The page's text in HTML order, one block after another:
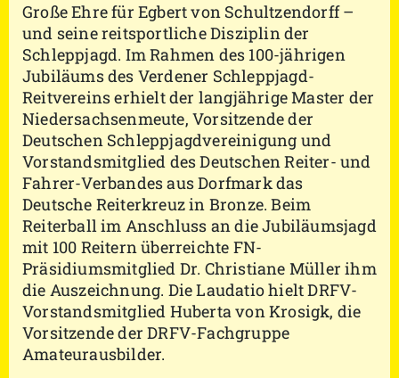
Große Ehre für Egbert von Schultzendorff –
und seine reitsportliche Disziplin der
Schleppjagd. Im Rahmen des 100-jährigen
Jubiläums des Verdener Schleppjagd-
Reitvereins erhielt der langjährige Master der
Niedersachsenmeute, Vorsitzende der
Deutschen Schleppjagdvereinigung und
Vorstandsmitglied des Deutschen Reiter- und
Fahrer-Verbandes aus Dorfmark das
Deutsche Reiterkreuz in Bronze. Beim
Reiterball im Anschluss an die Jubiläumsjagd
mit 100 Reitern überreichte FN-
Präsidiumsmitglied Dr. Christiane Müller ihm
die Auszeichnung. Die Laudatio hielt DRFV-
Vorstandsmitglied Huberta von Krosigk, die
Vorsitzende der DRFV-Fachgruppe
Amateurausbilder.